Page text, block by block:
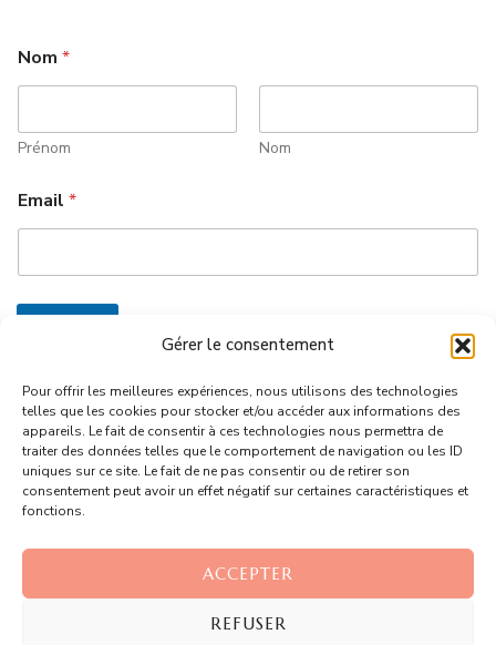
Gérer le consentement
Pour offrir les meilleures expériences, nous utilisons des technologies
telles que les cookies pour stocker et/ou accéder aux informations des
appareils. Le fait de consentir à ces technologies nous permettra de
traiter des données telles que le comportement de navigation ou les ID
uniques sur ce site. Le fait de ne pas consentir ou de retirer son
consentement peut avoir un effet négatif sur certaines caractéristiques et
fonctions.
ACCEPTER
REFUSER
Nom *
Prénom Nom
Email *
Recettes qui utilisent uniquement :
BLANCS D'OEUF JAUNES D'OEUF